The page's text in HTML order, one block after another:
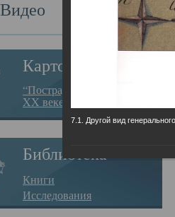
Видео
Картотека
“Пострадавшие за веру в
XX веке на Севере”
Библиотека
Книги
Исследования
7.1. Другой вид